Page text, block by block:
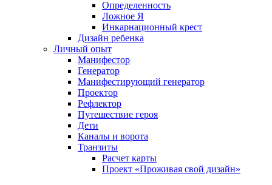
Определенность
Ложное Я
Инкарнационный крест
Дизайн ребенка
Личный опыт
Манифестор
Генератор
Манифестирующий генератор
Проектор
Рефлектор
Путешествие героя
Дети
Каналы и ворота
Транзиты
Расчет карты
Проект «Проживая свой дизайн»